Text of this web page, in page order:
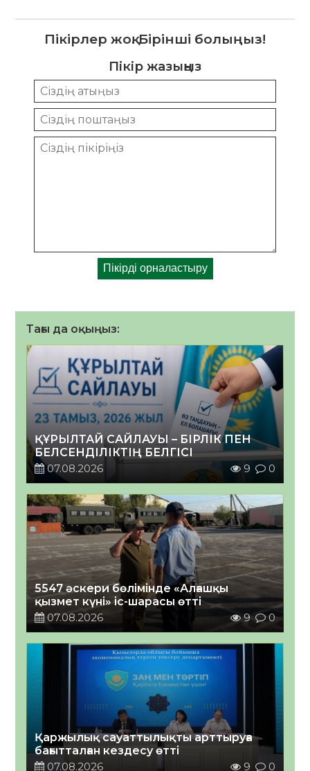
Пікірлер жоқ. Бірінші болыңыз!
Пікір жазыңыз
Тағы да оқыңыз:
ҚҰРЫЛТАЙ САЙЛАУЫ – БІРЛІК ПЕН
БЕЛСЕНДІЛІКТІҢ БЕЛГІСІ
07.08.2026
9 0
5547 әскери бөлімінде «Алғашқы
қызмет күні» іс-шарасы өтті
07.08.2026
9 0
Қаржылық сауаттылықты арттыруға
бағытталған кездесу өтті
07.08.2026
9 0